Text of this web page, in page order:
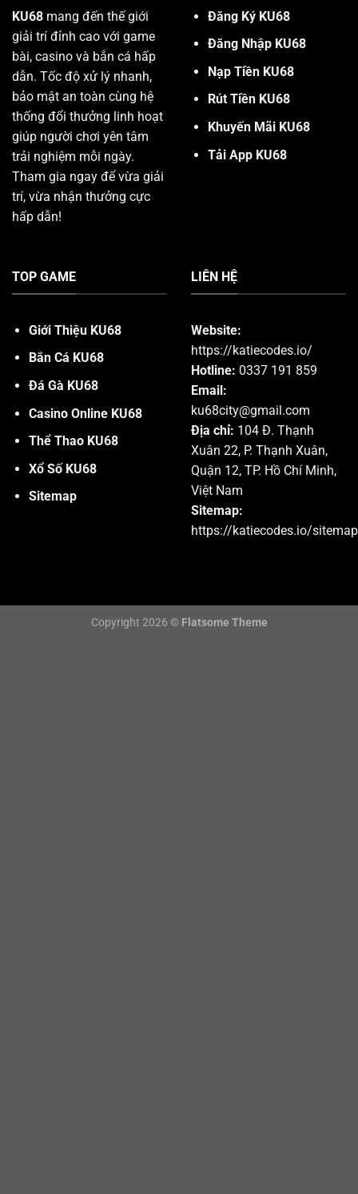
KU68 mang đến thế giới
giải trí đỉnh cao với game
bài, casino và bắn cá hấp
dẫn. Tốc độ xử lý nhanh,
bảo mật an toàn cùng hệ
thống đổi thưởng linh hoạt
giúp người chơi yên tâm
trải nghiệm mỗi ngày.
Tham gia ngay để vừa giải
trí, vừa nhận thưởng cực
hấp dẫn!
Đăng Ký KU68
Đăng Nhập KU68
Nạp Tiền KU68
Rút Tiền KU68
Khuyến Mãi KU68
Tải App KU68
TOP GAME
Giới Thiệu KU68
Bắn Cá KU68
Đá Gà KU68
Casino Online KU68
Thể Thao KU68
Xổ Số KU68
Sitemap
LIÊN HỆ
Website:
https://katiecodes.io/
Hotline: 0337 191 859
Email:
ku68city@gmail.com
Địa chỉ: 104 Đ. Thạnh
Xuân 22, P. Thạnh Xuân,
Quận 12, TP. Hồ Chí Minh,
Việt Nam
Sitemap:
https://katiecodes.io/
Copyright 2026 © Flatsome Theme